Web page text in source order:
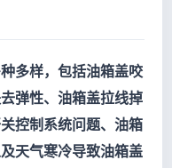
多样，包括油箱盖咬
弹性、油箱盖拉线掉
控制系统问题、油箱
天气寒冷导致油箱盖